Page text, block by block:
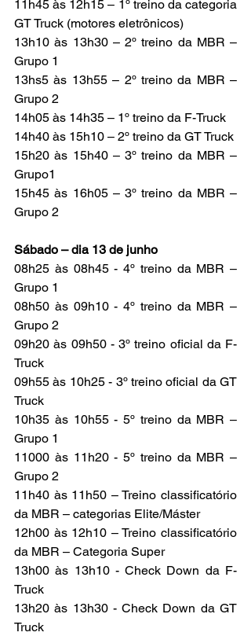
11h45 às 12h15 – 1º treino da categoria
GT Truck (motores eletrônicos)
13h10 às 13h30 – 2º treino da MBR –
Grupo 1
13hs5 às 13h55 – 2º treino da MBR –
Grupo 2
14h05 às 14h35 – 1º treino da F-Truck
14h40 às 15h10 – 2º treino da GT Truck
15h20 às 15h40 – 3º treino da MBR –
Grupo1
15h45 às 16h05 – 3º treino da MBR –
Grupo 2
Sábado – dia 13 de junho
08h25 às 08h45 - 4º treino da MBR –
Grupo 1
08h50 às 09h10 - 4º treino da MBR –
Grupo 2
09h20 às 09h50 - 3º treino oficial da F-
Truck
09h55 às 10h25 - 3º treino oficial da GT
Truck
10h35 às 10h55 - 5º treino da MBR –
Grupo 1
11000 às 11h20 - 5º treino da MBR –
Grupo 2
11h40 às 11h50 – Treino classificatório
da MBR – categorias Elite/Máster
12h00 às 12h10 – Treino classificatório
da MBR – Categoria Super
13h00 às 13h10 - Check Down da F-
Truck
13h20 às 13h30 - Check Down da GT
Truck